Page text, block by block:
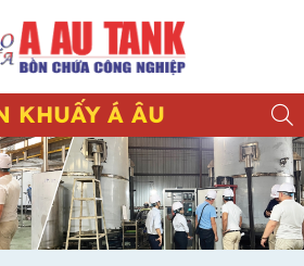
KHUẤY Á ÂU